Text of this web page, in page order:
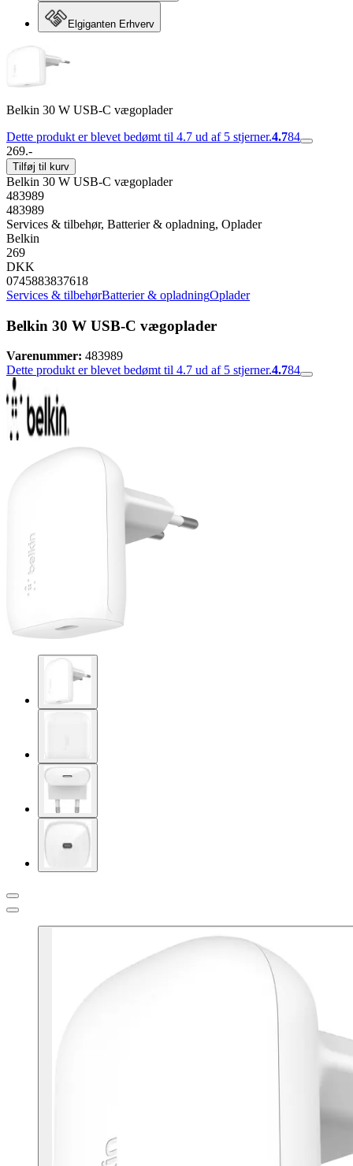
Elgiganten Erhverv
Belkin 30 W USB-C vægoplader
Dette produkt er blevet bedømt til 4.7 ud af 5 stjerner.4.784
269.-
Tilføj til kurv
Belkin 30 W USB-C vægoplader
483989
483989
Services & tilbehør, Batterier & opladning, Oplader
Belkin
269
DKK
0745883837618
Services & tilbehørBatterier & opladningOplader
Belkin 30 W USB-C vægoplader
Varenummer: 483989
Dette produkt er blevet bedømt til 4.7 ud af 5 stjerner.4.784